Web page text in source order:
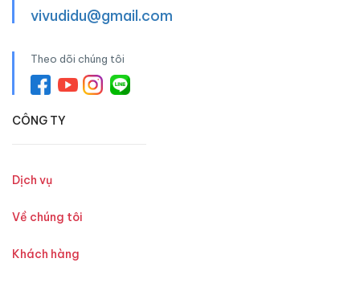
vivudidu@gmail.com
Theo dõi chúng tôi
CÔNG TY
Dịch vụ
Về chúng tôi
Khách hàng